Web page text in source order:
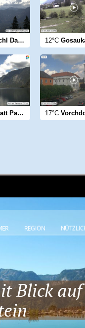
Bad Ischl Dachstein 12°C
Hallstatt Panorama 17°C